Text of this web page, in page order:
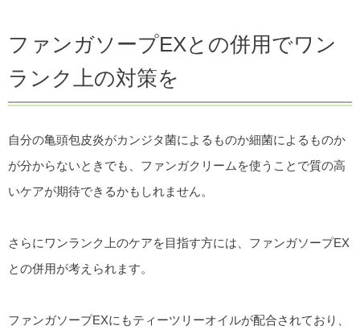
ファンガソープEXとの併用でワン
ランク上の対策を
自分の亀頭包皮炎がカンジタ菌によるものか細菌によるものか
が分からないときでも、ファンガクリームを使うことで質の高
いケアが期待できるかもしれません。
さらにワンランク上のケアを目指す方には、ファンガソープEX
との併用が考えられます。
ファンガソープEXにもティーツリーオイルが配合されており、